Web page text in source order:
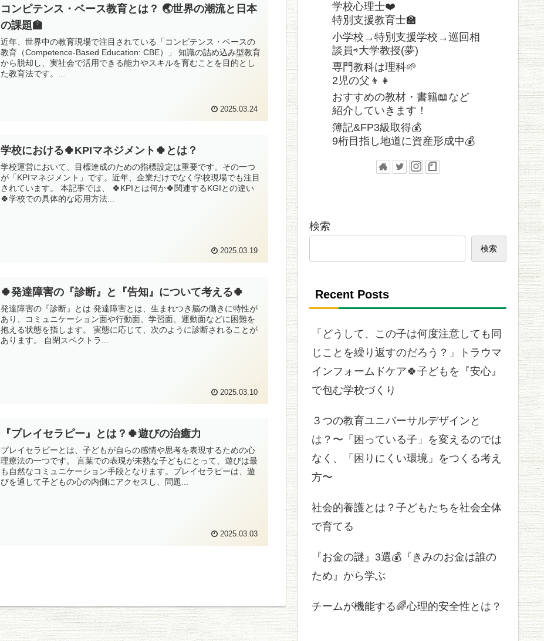
コンピテンス・ベース教育とは？ 🌏世界の潮流と日本
の課題🏫
近年、世界中の教育現場で注目されている「コンピテンス・ベースの
教育（Competence-Based Education: CBE）」 知識の詰め込み型教育
から脱却し、実社会で活用できる能力やスキルを育むことを目的とし
た教育法です。...
2025.03.24
学校における🍀KPIマネジメント🍀とは？
学校運営において、目標達成のための指標設定は重要です。その一つ
が「KPIマネジメント」です。近年、企業だけでなく学校現場でも注目
されています。 本記事では、 🍀KPIとは何か🍀関連するKGIとの違い
🍀学校での具体的な応用方法...
2025.03.19
🍀発達障害の『診断』と『告知』について考える🍀
発達障害の『診断』とは 発達障害とは、生まれつき脳の働きに特性が
あり、コミュニケーション面や行動面、学習面、運動面などに困難を
抱える状態を指します。 実態に応じて、次のように診断されることが
あります。 自閉スペクトラ...
2025.03.10
『プレイセラピー』とは？🍀遊びの治癒力
プレイセラピーとは、子どもが自らの感情や思考を表現するための心
理療法の一つです。 言葉での表現が未熟な子どもにとって、遊びは最
も自然なコミュニケーション手段となります。プレイセラピーは、遊
びを通して子どもの心の内側にアクセスし、問題...
2025.03.03
学校心理士❤️
特別支援教育士🏫
小学校→特別支援学校→巡回相
談員⇨大学教授(夢)
専門教科は理科🌱
2児の父👦👧
おすすめの教材・書籍📖など
紹介していきます！
簿記&FP3級取得💰
9桁目指し地道に資産形成中💰
検索
検索
Recent Posts
「どうして、この子は何度注意しても同
じことを繰り返すのだろう？」トラウマ
インフォームドケア🍀子どもを『安心』
で包む学校づくり
３つの教育ユニバーサルデザインと
は？〜「困っている子」を変えるのでは
なく、「困りにくい環境」をつくる考え
方〜
社会的養護とは？子どもたちを社会全体
で育てる
『お金の謎』3選💰『きみのお金は誰の
ため』から学ぶ
チームが機能する🌈心理的安全性とは？